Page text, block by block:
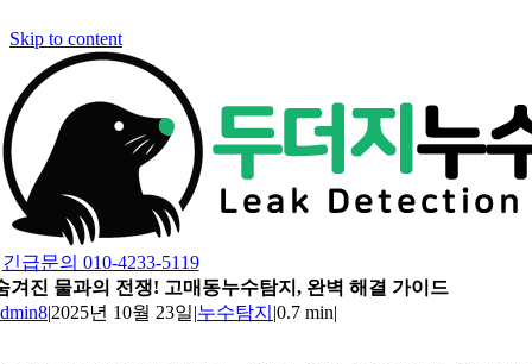
Skip to content
긴급문의 010-4233-5119
겨진 물과의 전쟁! 고매동누수탐지, 완벽 해결 가이드
|2025년 10월 23일|누수탐지 |0.7 min|